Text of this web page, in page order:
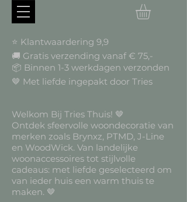
⭐ Klantwaardering 9,9
🚚 Gratis verzending vanaf € 75,-
📦 Binnen 1-3 werkdagen verzonden
🤎 Met liefde ingepakt door Tries
Welkom Bij Tries Thuis! 🤎
Ontdek sfeervolle woondecoratie van
merken zoals Brynxz, PTMD, J-Line
en WoodWick. Van landelijke
woonaccessoires tot stijlvolle
cadeaus: met liefde geselecteerd om
van ieder huis een warm thuis te
maken. 🤎